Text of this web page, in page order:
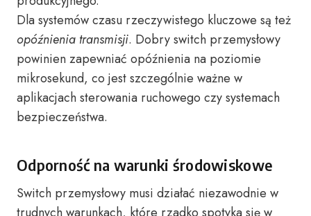
Dla systemów czasu rzeczywistego kluczowe są też
opóźnienia transmisji. Dobry switch przemysłowy
powinien zapewniać opóźnienia na poziomie
mikrosekund, co jest szczególnie ważne w
aplikacjach sterowania ruchowego czy systemach
bezpieczeństwa.
Odporność na warunki środowiskowe
Switch przemysłowy musi działać niezawodnie w